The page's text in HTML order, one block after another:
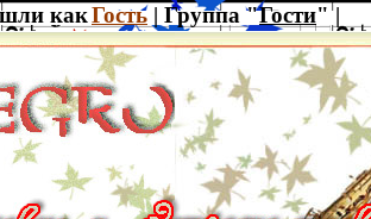
какГость | Группа "Гости" |